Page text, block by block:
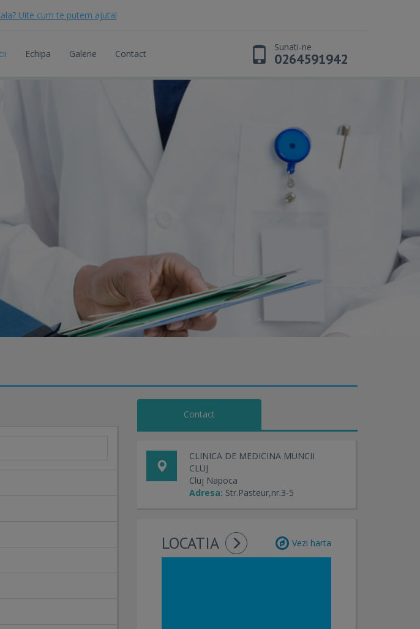
Uite cum te putem ajuta!
Echipa Galerie Contact
Sunati-ne
0264591942
Contact
CLINICA DE MEDICINA MUNCII
CLUJ
Cluj Napoca
Adresa: Str.Pasteur,nr.3-5
LOCATIA Vezi harta